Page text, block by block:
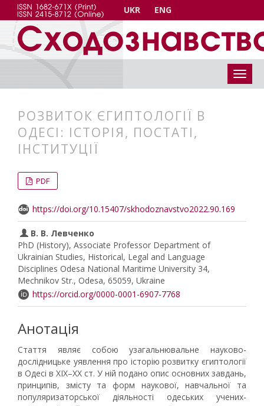
UKR ENG
РОЗВИТОК ЄГИПТОЛОГІЇ В
ОДЕСІ: ІСТОРІЯ, ПОСТАТІ,
ІНСТИТУЦІЇ
PDF
https://doi.org/10.15407/skhodoznavstvo2022.90.169
В. В. Левченко
PhD (History), Associate Professor Department of
Ukrainian Studies, Historical, Legal and Language
Disciplines Odesa National Maritime University 34,
Mechnikov Str., Odesa, 65059, Ukraine
https://orcid.org/0000-0001-6907-7768
Анотація
Стаття являє собою узагальнювальне науково-
дослідницьке уявлення про історію розвитку єгиптології
в Одесі в XIX–XX ст. У ній подано опис основних завдань,
принципів, змісту та форм наукової, навчальної та
популяризаторської діяльності одеських учених-